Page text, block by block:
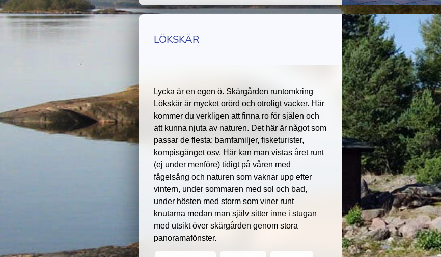
LÖKSKÄR
Lycka är en egen ö. Skärgården runtomkring
Lökskär är mycket orörd och otroligt vacker. Här
kommer du verkligen att finna ro för själen och
att kunna njuta av naturen. Det här är något som
passar de flesta; barnfamiljer, fisketurister,
kompisgänget osv. Här kan man vistas året runt
(ej under menföre) tidigt på våren med
fågelsång och naturen som vaknar upp efter
vintern, under sommaren med sol och bad,
under hösten med storm som viner runt
knutarna medan man själv sitter inne i stugan
med utsikt över skärgården genom stora
panoramafönster.